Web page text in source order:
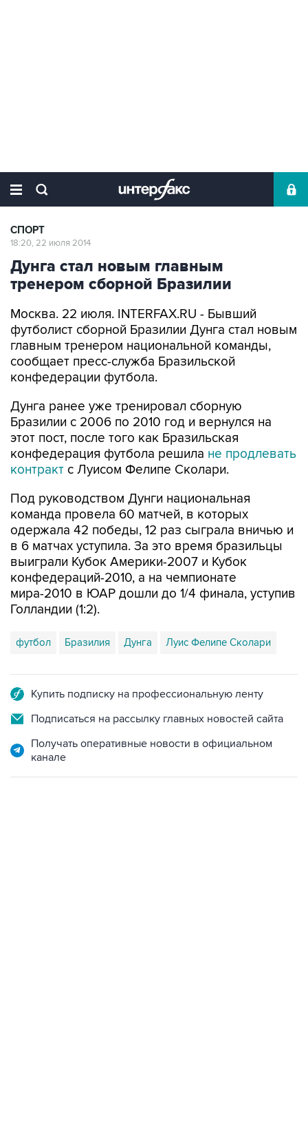
СПОРТ
18:20, 22 июля 2014
Дунга стал новым главным
тренером сборной Бразилии
Москва. 22 июля. INTERFAX.RU - Бывший
футболист сборной Бразилии Дунга стал новым
главным тренером национальной команды,
сообщает пресс-служба Бразильской
конфедерации футбола.
Дунга ранее уже тренировал сборную
Бразилии с 2006 по 2010 год и вернулся на
этот пост, после того как Бразильская
конфедерация футбола решила не продлевать
контракт с Луисом Фелипе Сколари.
Под руководством Дунги национальная
команда провела 60 матчей, в которых
одержала 42 победы, 12 раз сыграла вничью и
в 6 матчах уступила. За это время бразильцы
выиграли Кубок Америки-2007 и Кубок
конфедераций-2010, а на чемпионате
мира-2010 в ЮАР дошли до 1/4 финала, уступив
Голландии (1:2).
футбол Бразилия Дунга Луис Фелипе Сколари
Купить подписку на профессиональную ленту
Подписаться на рассылку главных новостей сайта
Получать оперативные новости в официальном
канале